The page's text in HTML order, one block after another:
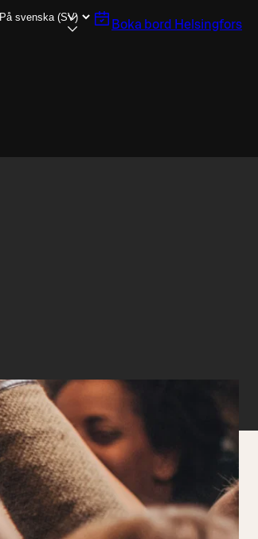
Boka bord Helsingfors